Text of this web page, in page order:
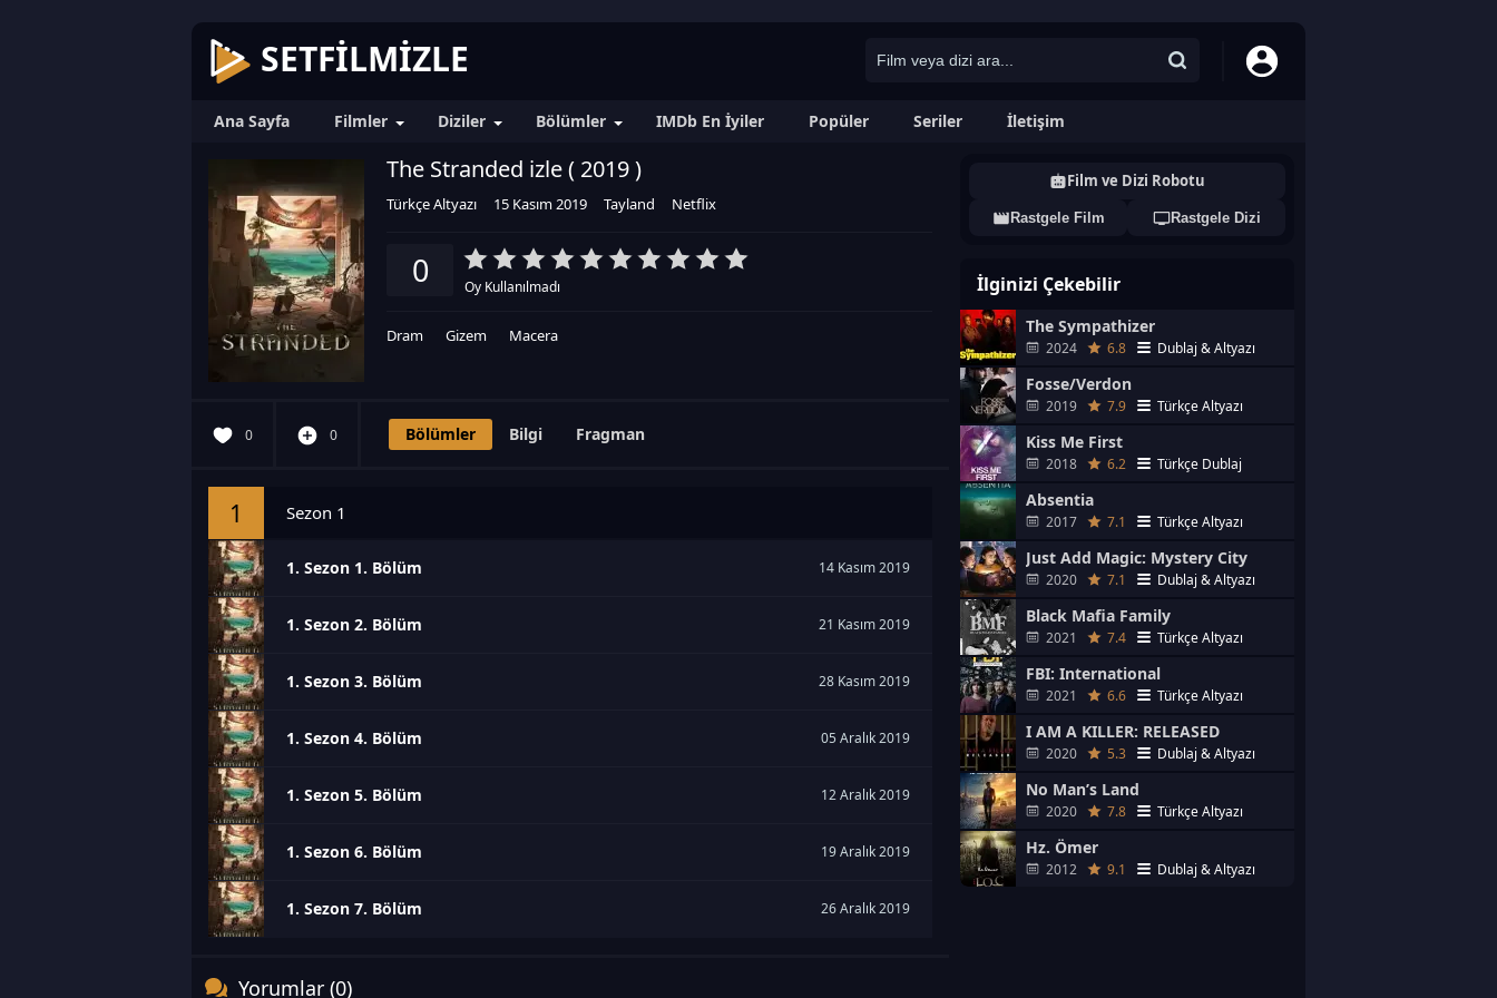
SETFILMIZLE
Ana Sayfa Filmler Diziler Bölümler IMDb En İyiler Popüler Seriler İletişim
The Stranded izle ( 2019)
Türkçe Altyazı 15 Kasım 2019 Tayland Netflix
0 Oy Kullanılmadı
Dram Gizem Macera
0 0 Bölümler Bilgi Fragman
1 Sezon 1
1. Sezon 1. Bölüm 14 Kasım 2019
1. Sezon 2. Bölüm 21 Kasım 2019
1. Sezon 3. Bölüm 28 Kasım 2019
1. Sezon 4. Bölüm 05 Aralık 2019
1. Sezon 5. Bölüm 12 Aralık 2019
1. Sezon 6. Bölüm 19 Aralık 2019
1. Sezon 7. Bölüm 26 Aralık 2019
Yorumlar (0)
Film ve Dizi Robotu
Rastgele Film Rastgele Dizi
İlginizi Çekebilir
The Sympathizer
2024 6.8 Dublaj & Altyazı
Fosse/Verdon
2019 7.9 Türkçe Altyazı
Kiss Me First
2018 6.2 Türkçe Dublaj
Absentia
2017 7.1 Türkçe Altyazı
Just Add Magic: Mystery City
2020 7.1 Dublaj & Altyazı
Black Mafia Family
2021 7.4 Türkçe Altyazı
FBI: International
2021 6.6 Türkçe Altyazı
I AM A KILLER: RELEASED
2020 5.3 Dublaj & Altyazı
No Man’s Land
2020 7.8 Türkçe Altyazı
Hz. Ömer
2012 9.1 Dublaj & Altyazı